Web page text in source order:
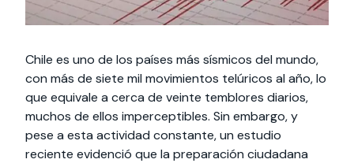
Chile es uno de los países más sísmicos del mundo,
con más de siete mil movimientos telúricos al año, lo
que equivale a cerca de veinte temblores diarios,
muchos de ellos imperceptibles. Sin embargo, y
pese a esta actividad constante, un estudio
reciente evidenció que la preparación ciudadana